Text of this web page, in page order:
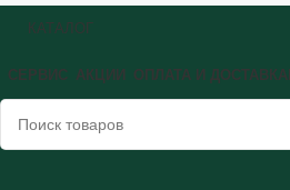
КАТАЛОГ
СЕРВИС АКЦИИ ОПЛАТА И ДОСТАВКА